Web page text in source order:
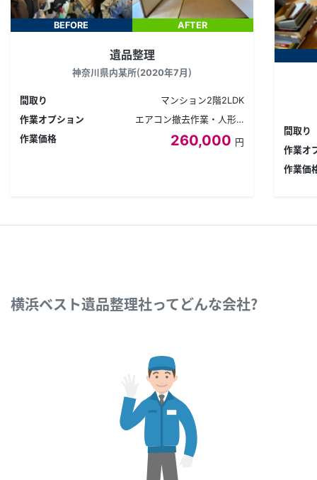
BEFORE AFTER
遺品整理
神奈川県内某所（2020年7月）
間取り
マンション2階2LDK
作業オプション
エアコン撤去作業・人形…
作業価格
260,000 円
間取り
作業オ
作業価
横浜ベスト遺品整理社ってどんな会社？